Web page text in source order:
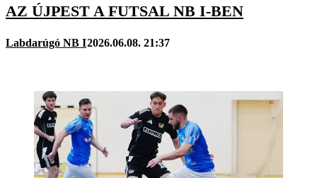
AZ ÚJPEST A FUTSAL NB I-BEN
Labdarúgó NB I2026.06.08. 21:37